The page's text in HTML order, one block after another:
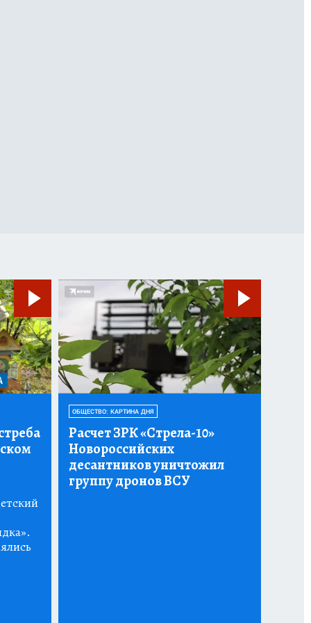
ОБЩЕСТВО: КАРТИНА ДНЯ
Расчет ЗРК «Стрела-10»
Новороссийских
десантников уничтожил
группу дронов ВСУ